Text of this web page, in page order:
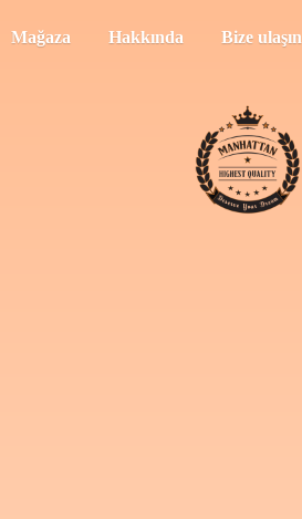
Mağaza Hakkında Bize ulaşın